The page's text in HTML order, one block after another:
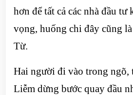
hơn để tất cả các nhà đầu
vọng, huống chi đây cũng
Từ.
Hai người đi vào trong ngõ,
Liễm dừng bước quay đầu